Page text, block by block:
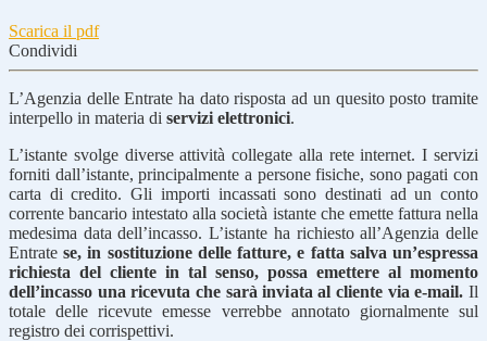
Scarica il pdf
Condividi
L’Agenzia delle Entrate ha dato risposta ad un quesito posto tramite
interpello in materia di servizi elettronici.
L’istante svolge diverse attività collegate alla rete internet. I servizi
forniti dall’istante, principalmente a persone fisiche, sono pagati con
carta di credito. Gli importi incassati sono destinati ad un conto
corrente bancario intestato alla società istante che emette fattura nella
medesima data dell’incasso. L’istante ha richiesto all’Agenzia delle
Entrate se, in sostituzione delle fatture, e fatta salva un’espressa
richiesta del cliente in tal senso, possa emettere al momento
dell’incasso una ricevuta che sarà inviata al cliente via e-mail. Il
totale delle ricevute emesse verrebbe annotato giornalmente sul
registro dei corrispettivi.